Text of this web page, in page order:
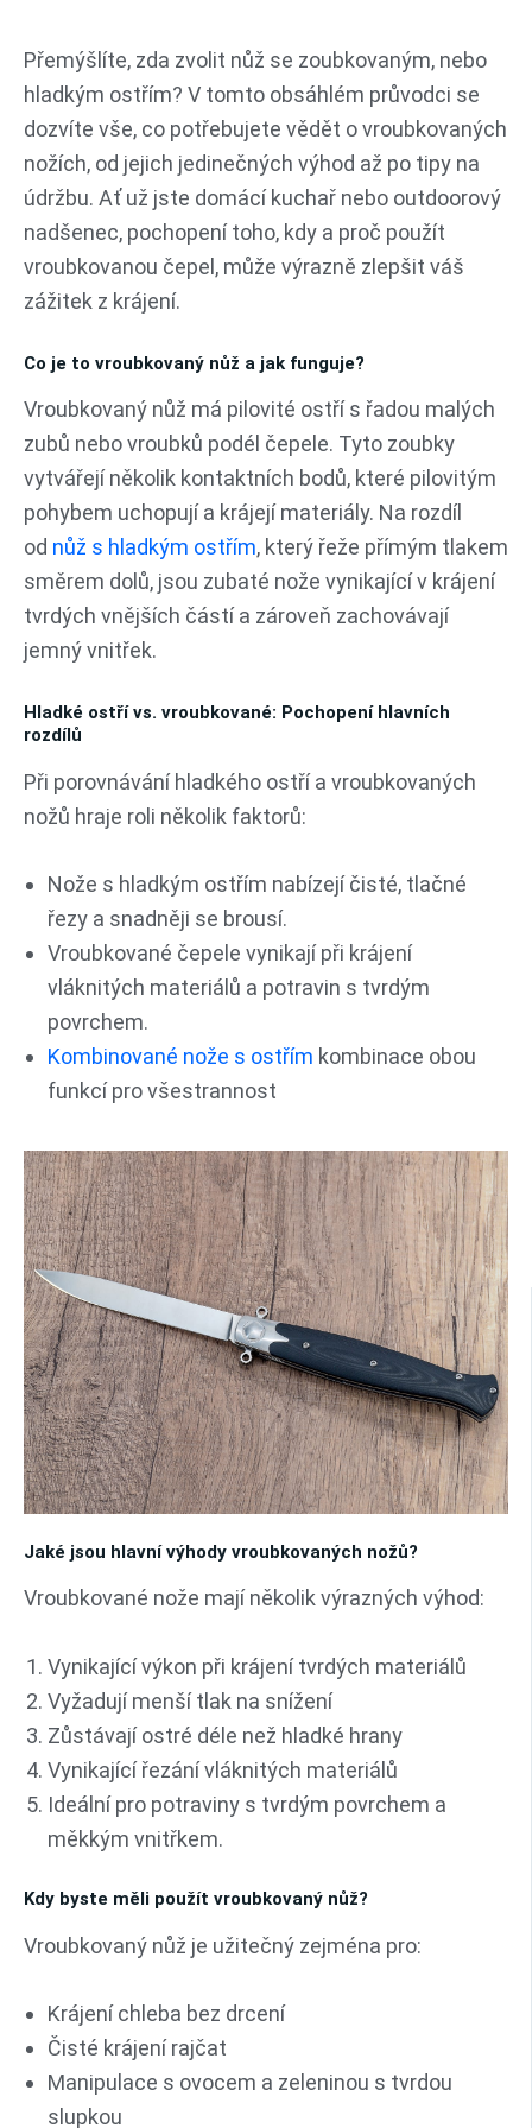
obsah
Přemýšlíte, zda zvolit nůž se zoubkovaným, nebo
hladkým ostřím? V tomto obsáhlém průvodci se
dozvíte vše, co potřebujete vědět o vroubkovaných
nožích, od jejich jedinečných výhod až po tipy na
údržbu. Ať už jste domácí kuchař nebo outdoorový
nadšenec, pochopení toho, kdy a proč použít
vroubkovanou čepel, může výrazně zlepšit váš
zážitek z krájení.
Co je to vroubkovaný nůž a jak funguje?
Vroubkovaný nůž má pilovité ostří s řadou malých
zubů nebo vroubků podél čepele. Tyto zoubky
vytvářejí několik kontaktních bodů, které pilovitým
pohybem uchopují a krájejí materiály. Na rozdíl
od nůž s hladkým ostřím, který řeže přímým tlakem
směrem dolů, jsou zubaté nože vynikající v krájení
tvrdých vnějších částí a zároveň zachovávají
jemný vnitřek.
Hladké ostří vs. vroubkované: Pochopení hlavních
rozdílů
Při porovnávání hladkého ostří a vroubkovaných
nožů hraje roli několik faktorů:
Nože s hladkým ostřím nabízejí čisté, tlačné
řezy a snadněji se brousí.
Vroubkované čepele vynikají při krájení
vláknitých materiálů a potravin s tvrdým
povrchem.
Kombinované nože s ostřím kombinace obou
funkcí pro všestrannost
Jaké jsou hlavní výhody vroubkovaných nožů?
Vroubkované nože mají několik výrazných výhod:
Vynikající výkon při krájení tvrdých materiálů
Vyžadují menší tlak na snížení
Zůstávají ostré déle než hladké hrany
Vynikající řezání vláknitých materiálů
Ideální pro potraviny s tvrdým povrchem a
měkkým vnitřkem.
Kdy byste měli použít vroubkovaný nůž?
Vroubkovaný nůž je užitečný zejména pro:
Krájení chleba bez drcení
Čisté krájení rajčat
Manipulace s ovocem a zeleninou s tvrdou
slupkou